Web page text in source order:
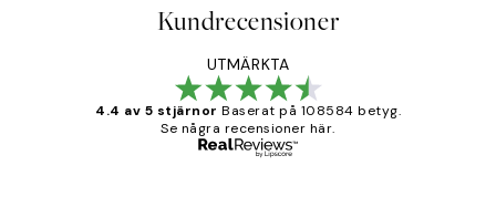
Kundrecensioner
UTMÄRKTA
4.4 av 5 stjärnor Baserat på 108584 betyg.
Se några recensioner här.